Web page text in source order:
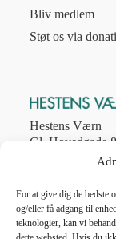
For at give dig de bedste
og/eller få adgang til
teknologier, kan vi
Bliv medlem
Støt os via
Hestens Værn
Gl. Hovedgade 8
2970 Hørsholm
post@hestens-
CVR nr.